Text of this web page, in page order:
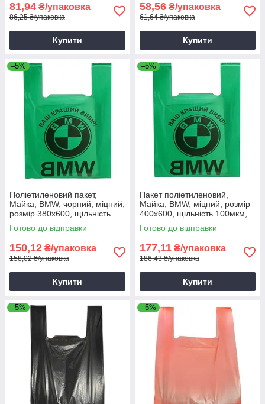
81,94 ₴/упаковка
86,25 ₴/упаковка
Купити
58,56 ₴/упаковка
61,64 ₴/упаковка
Купити
–5%
Поліетиленовий пакет,
Майка, BMW, чорний, міцний,
розмір 380х600, щільність
85мкм, 50шт
Готово до відправки
150,12 ₴/упаковка
158,02 ₴/упаковка
Купити
–5%
Пакет поліетиленовий,
Майка, BMW, міцний, розмір
400х600, щільність 100мкм,
50шт
Готово до відправки
177,11 ₴/упаковка
186,43 ₴/упаковка
Купити
–5% –5%